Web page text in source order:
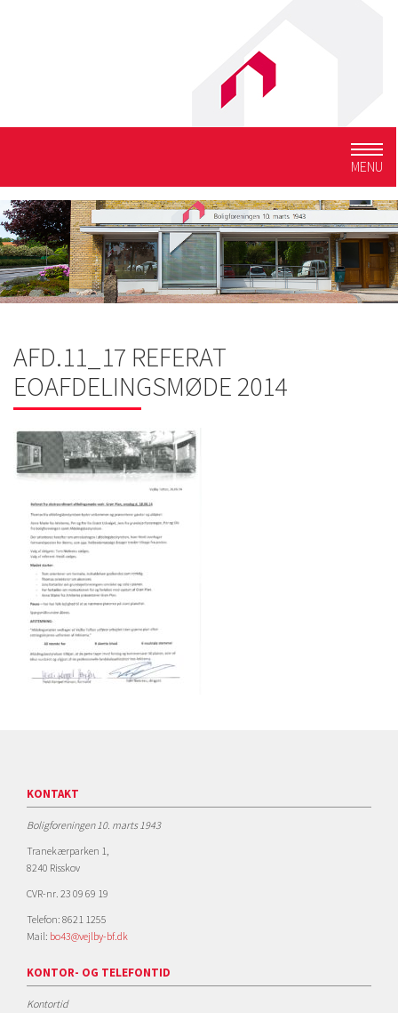
MENU
AFD.11_17 REFERAT
EOAFDELINGSMØDE 2014
KONTAKT
Boligforeningen 10. marts 1943
Tranekærparken 1,
8240 Risskov
CVR-nr. 23 09 69 19
Telefon: 8621 1255
Mail: bo43@vejlby-bf.dk
KONTOR- OG TELEFONTID
Kontortid